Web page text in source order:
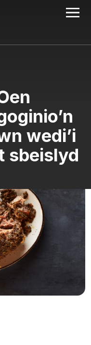
wedi’i
sbeislyd